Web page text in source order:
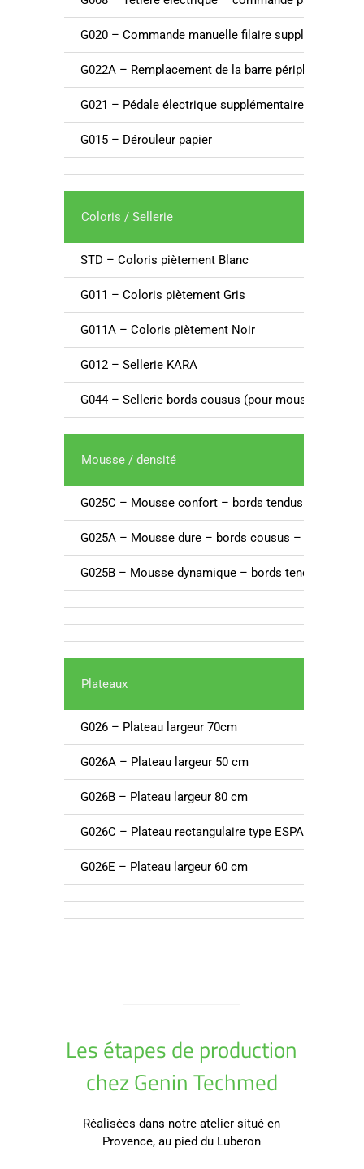
G020 – Commande manuelle filaire supplémentaire
G022A – Remplacement de la barre périphérique
G021 – Pédale électrique supplémentaire
G015 – Dérouleur papier
Coloris / Sellerie
STD – Coloris piètement Blanc
G011 – Coloris piètement Gris
G011A – Coloris piètement Noir
G012 – Sellerie KARA
G044 – Sellerie bords cousus (pour mousses
Mousse / densité
G025C – Mousse confort – bords tendus –
G025A – Mousse dure – bords cousus – épaisseur
G025B – Mousse dynamique – bords tendus –
Plateaux
G026 – Plateau largeur 70cm
G026A – Plateau largeur 50 cm
G026B – Plateau largeur 80 cm
G026C – Plateau rectangulaire type ESPACE
G026E – Plateau largeur 60 cm
Les étapes de production
chez Genin Techmed
Réalisées dans notre atelier situé en
Provence, au pied du Luberon